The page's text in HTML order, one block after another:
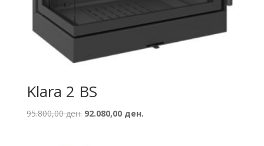
Klara 2 BS
95.800,00ден. Original
92.080,00 ден.Current